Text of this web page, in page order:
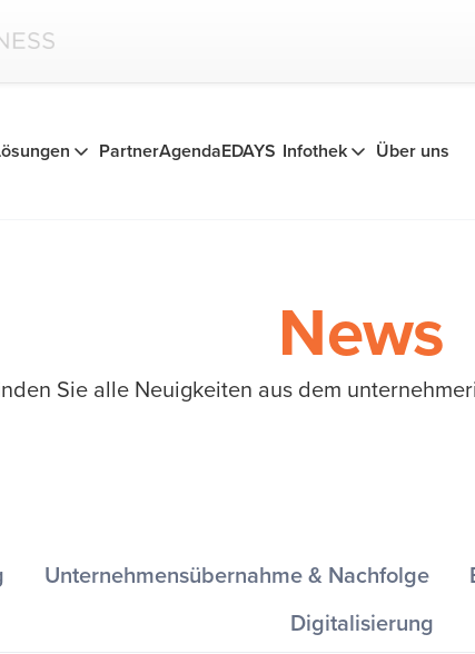
PartnerAgendaEDAYS Infothek Über uns
News
Sie alle Neuigkeiten aus dem
Unternehmensübernahme & Nachfolge
Digitalisierung